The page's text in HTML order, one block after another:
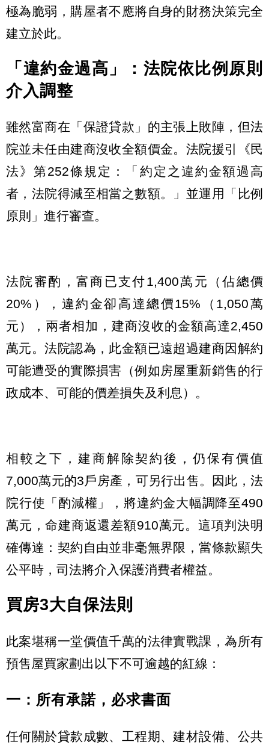
極為脆弱，購屋者不應將自身的財務決策完全
建立於此。
「違約金過高」：法院依比例原則
介入調整
雖然富商在「保證貸款」的主張上敗陣，但法
院並未任由建商沒收全額價金。法院援引《民
法》第252條規定：「約定之違約金額過高
者，法院得減至相當之數額。」並運用「比例
原則」進行審查。
法院審酌，富商已支付1,400萬元（佔總價
20%），違約金卻高達總價15%（1,050萬
元），兩者相加，建商沒收的金額高達2,450
萬元。法院認為，此金額已遠超過建商因解約
可能遭受的實際損害（例如房屋重新銷售的行
政成本、可能的價差損失及利息）。
相較之下，建商解除契約後，仍保有價值
7,000萬元的3戶房產，可另行出售。因此，法
院行使「酌減權」，將違約金大幅調降至490
萬元，命建商返還差額910萬元。這項判決明
確傳達：契約自由並非毫無界限，當條款顯失
公平時，司法將介入保護消費者權益。
買房3大自保法則
此案堪稱一堂價值千萬的法律實戰課，為所有
預售屋買家劃出以下不可逾越的紅線：
一：所有承諾，必求書面
任何關於貸款成數、工程期、建材設備、公共